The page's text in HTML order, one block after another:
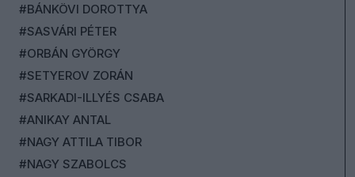
#BÁNKÖVI DOROTTYA
#SASVÁRI PÉTER
#ORBÁN GYÖRGY
#SETYEROV ZORÁN
#SARKADI-ILLYÉS CSABA
#ANIKAY ANTAL
#NAGY ATTILA TIBOR
#NAGY SZABOLCS